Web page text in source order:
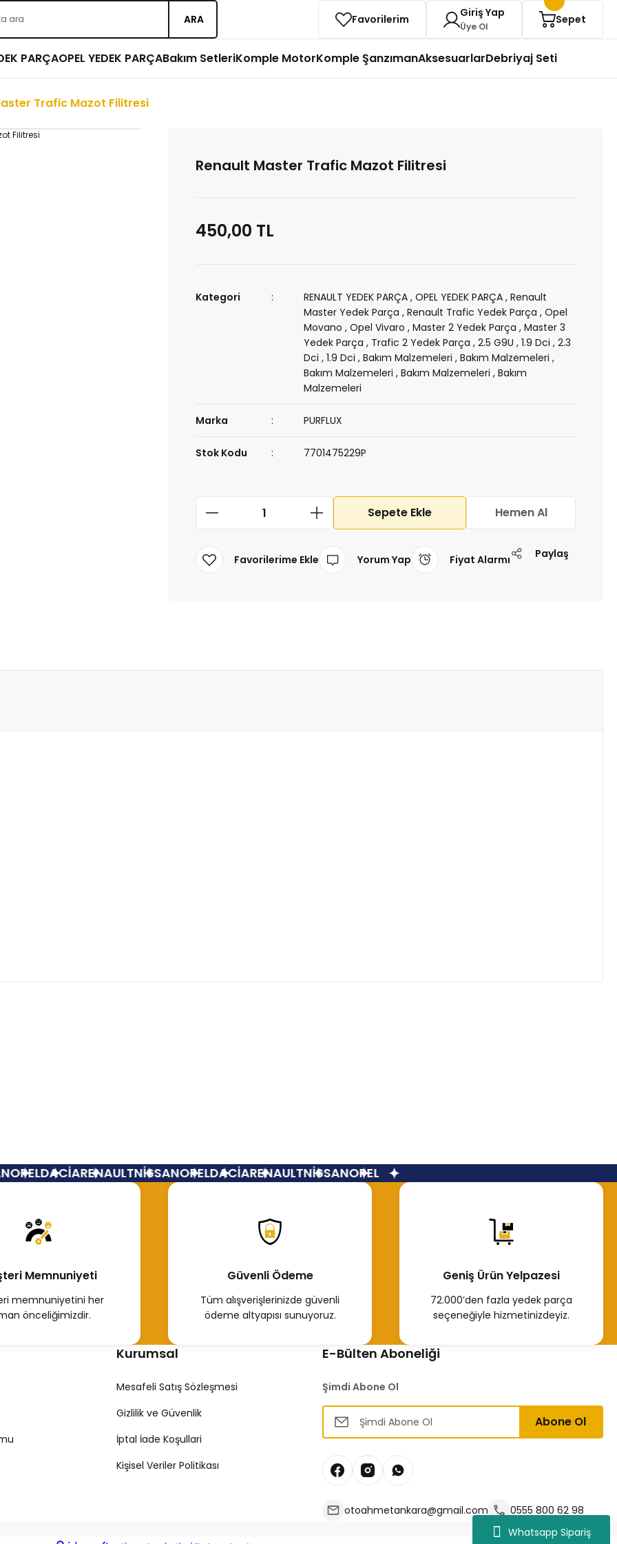
Whatsapp Sipariş
ARA Favorilerim Giriş Yap
Üye Ol
Sepet
PARÇAOPEL YEDEK PARÇABakım SetleriKomple MotorKomple ŞanzımanAksesuarlarDebriyaj Seti
Trafic Mazot Filitresi
Renault Master Trafic Mazot Filitresi
450,00 TL
Kategori RENAULT YEDEK PARÇA ,OPEL YEDEK PARÇA ,Renault
Master Yedek Parça ,Renault Trafic Yedek Parça ,Opel
Movano ,Opel Vivaro ,Master 2 Yedek Parça ,Master 3
Yedek Parça , Trafic 2 Yedek Parça ,2.5 G9U ,1.9 Dci ,2.3
Dci ,1.9 Dci ,Bakım Malzemeleri ,Bakım Malzemeleri ,
Bakım Malzemeleri ,Bakım Malzemeleri ,Bakım
Malzemeleri
Marka PURFLUX
Stok Kodu 7701475229P
Sepete Ekle Hemen Al
Yorum Yap Fiyat Alarmı Paylaş
474,34 TL
Tükendi
(Yakıt) Filtresi Renault Master 2 Trafic 2
Mazot Filtresi Master Trafic 7701475229
Hemen İncele
Trafic Mazot Filtresi 7701475229
Hemen İncele
DACİARENAULTNİSSANOPELDACİARENAULTNİSSANOPEL
Memnuniyeti
memnuniyetini her
önceliğimizdir.
Güvenli Ödeme
Tüm alışverişlerinizde güvenli
ödeme altyapısı sunuyoruz.
Geniş Ürün Yelpazesi
72.000’den fazla yedek parça
seçeneğiyle hizmetinizdeyiz.
Kurumsal
Mesafeli Satış Sözleşmesi
Gizlilik ve Güvenlik
İptal İade Koşullari
Kişisel Veriler Politikası
E-Bülten Aboneliği
Şimdi Abone Ol
Abone Ol
otoahmetankara@gmail.com
0555 800 62 98